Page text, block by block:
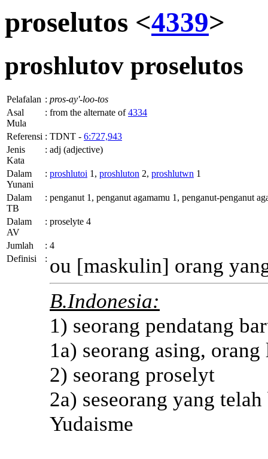
proselutos <4339>
proshlutov proselutos
Pelafalan : pros-ay'-loo-tos
Asal
Mula
: from the alternate of4334
Referensi : TDNT - 6:727,943
Jenis
Kata
: adj (adjective)
Dalam
Yunani
: proshlutoi 1, proshluton 2, proshlutwn 1
Dalam
TB
: penganut 1, penganut agamamu 1, penganut-penganut
Dalam
AV
: proselyte 4
Jumlah : 4
Definisi
: ou [maskulin] orang
B.Indonesia:
1) seorang pendatang
1a) seorang asing, orang
2) seorang proselyt
2a) seseorang yang
Yudaisme